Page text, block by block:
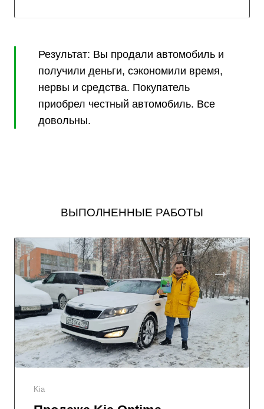
Результат: Вы продали автомобиль и
получили деньги, сэкономили время,
нервы и средства. Покупатель
приобрел честный автомобиль. Все
довольны.
ВЫПОЛНЕННЫЕ РАБОТЫ
Kia